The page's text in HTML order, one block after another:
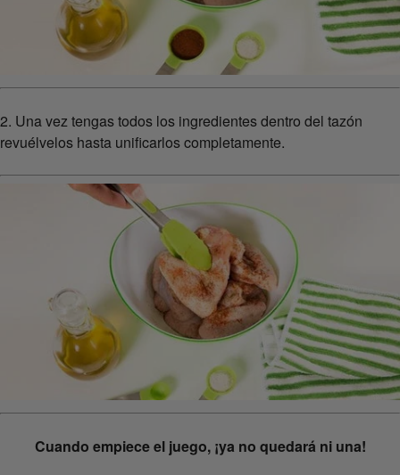
2. Una vez tengas todos los ingredientes dentro del tazón
revuélvelos hasta unificarlos completamente.
Cuando empiece el juego, ¡ya no quedará ni una!